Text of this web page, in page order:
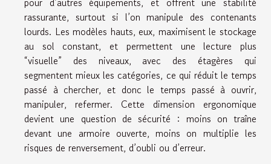
rassurante, surtout si l’on manipule des contenants
lourds. Les modèles hauts, eux, maximisent le stockage
au sol constant, et permettent une lecture plus
“visuelle” des niveaux, avec des étagères qui
segmentent mieux les catégories, ce qui réduit le temps
passé à chercher, et donc le temps passé à ouvrir,
manipuler, refermer. Cette dimension ergonomique
devient une question de sécurité : moins on traîne
devant une armoire ouverte, moins on multiplie les
risques de renversement, d’oubli ou d’erreur.